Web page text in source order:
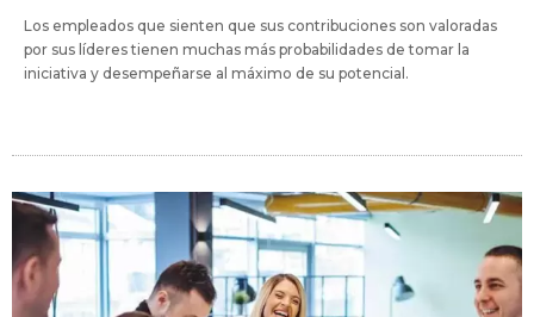
Los empleados que sienten que sus contribuciones son valoradas
por sus líderes tienen muchas más probabilidades de tomar la
iniciativa y desempeñarse al máximo de su potencial.